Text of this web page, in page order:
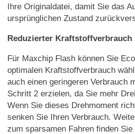
Ihre Originaldatei, damit Sie das
ursprünglichen Zustand
Reduzierter Kraftstoffverbrauch
Für Maxchip Flash können Sie
optimalen Kraftstoffverbrauch
auch einen geringeren Verbrauch
Schritt 2 erzielen, da Sie mehr
Wenn Sie dieses Drehmoment
senken Sie Ihren Verbrauch.
zum sparsamen Fahren finden Sie